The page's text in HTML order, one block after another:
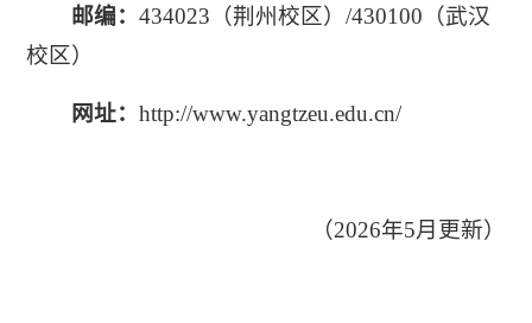
邮编： 434023（荆州校区）/430100（武汉
校区）
网址： http://www.yangtzeu.edu.cn/
（2026年5月更新）